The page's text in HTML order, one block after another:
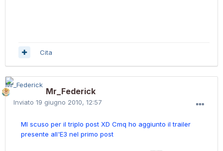
Cita
Mr_Federick
Inviato 19 giugno 2010, 12:57
MI scuso per il triplo post XD Cmq ho aggiunto il trailer
presente all'E3 nel primo post